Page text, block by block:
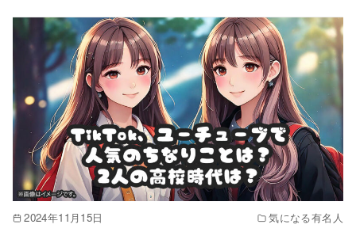
2024年11月15日 気になる有名人